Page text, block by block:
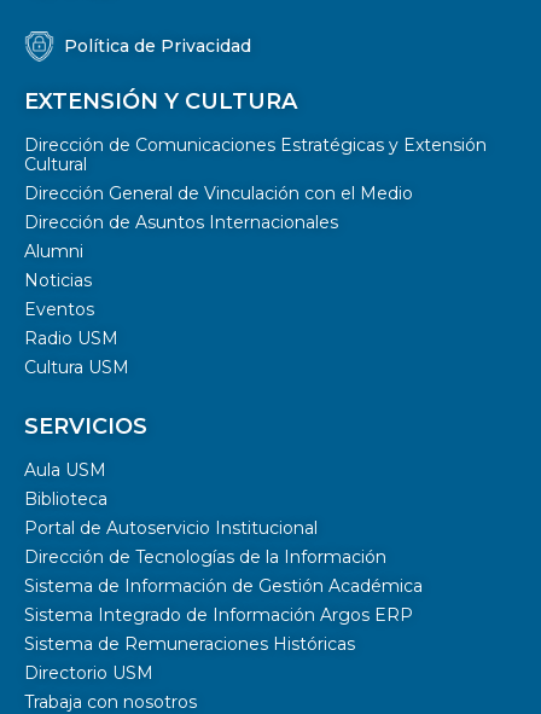
Política de Privacidad
EXTENSIÓN Y CULTURA
Dirección de Comunicaciones Estratégicas y Extensión
Cultural
Dirección General de Vinculación con el Medio
Dirección de Asuntos Internacionales
Alumni
Noticias
Eventos
Radio USM
Cultura USM
SERVICIOS
Aula USM
Biblioteca
Portal de Autoservicio Institucional
Dirección de Tecnologías de la Información
Sistema de Información de Gestión Académica
Sistema Integrado de Información Argos ERP
Sistema de Remuneraciones Históricas
Directorio USM
Trabaja con nosotros